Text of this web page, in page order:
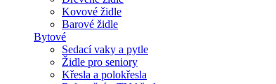
Kovové židle
Barové židle
Bytové
Sedací vaky a pytle
Židle pro seniory
Křesla a polokřesla